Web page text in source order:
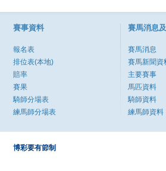
賽事資料
報名表
排位表(本地)
賠率
賽果
騎師分場表
練馬師分場表
賽馬消息
賽馬消息
賽馬新聞資
主要賽事
馬匹資料
騎師資料
練馬師資料
博彩要有節制